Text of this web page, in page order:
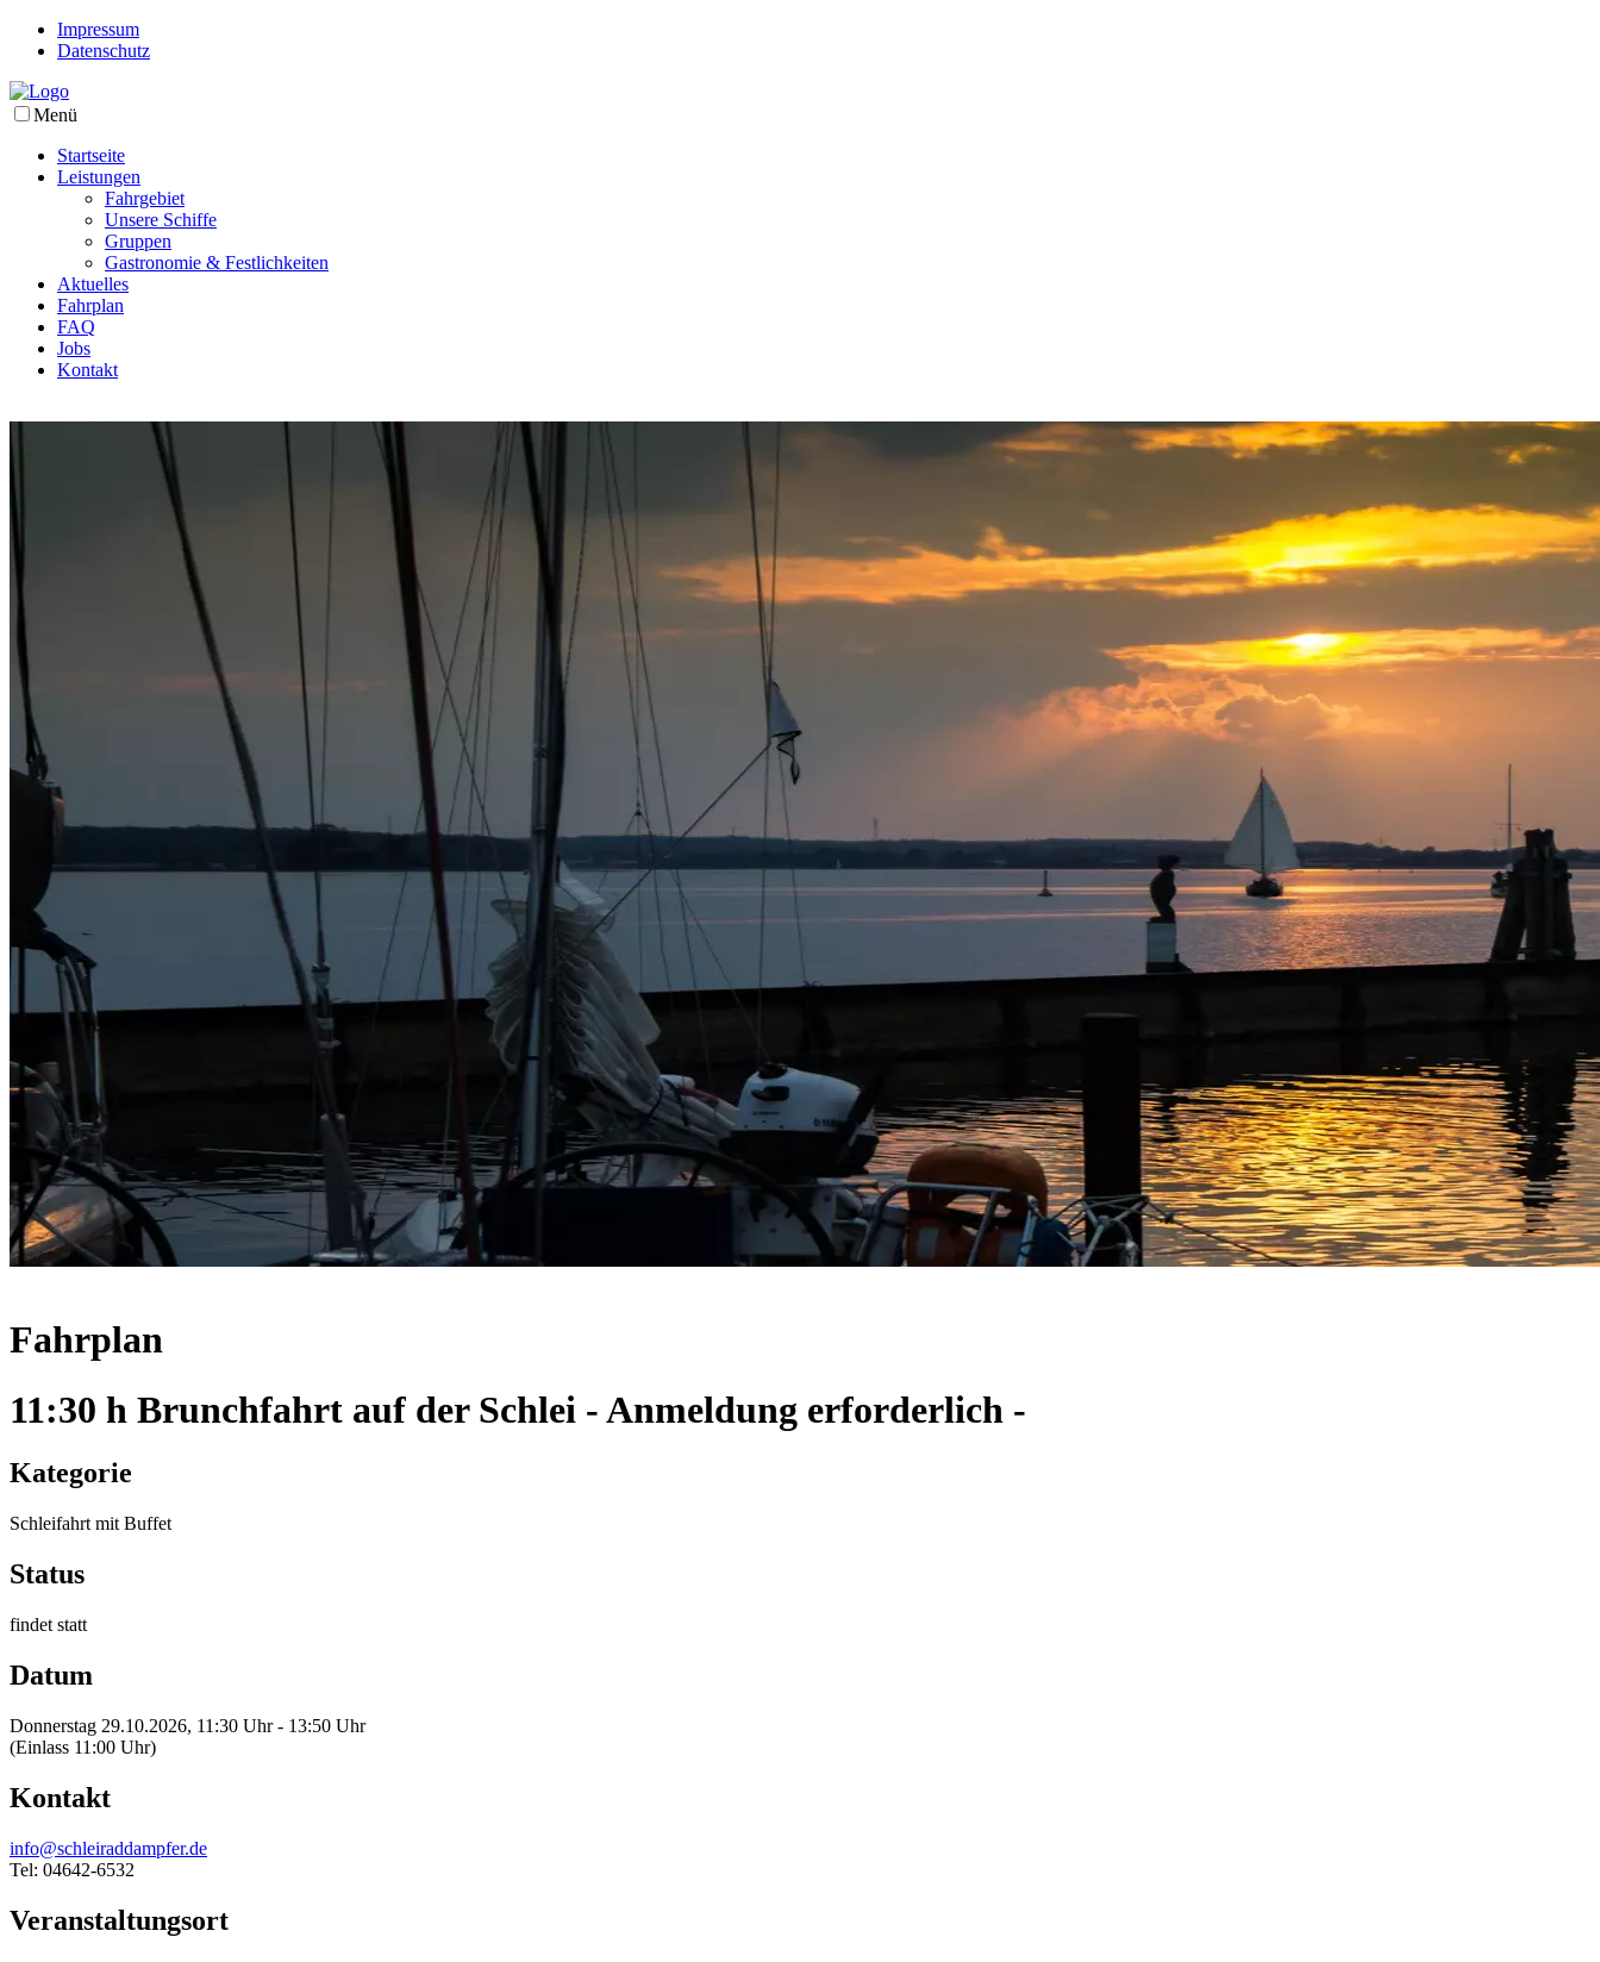
Impressum
Datenschutz
Menü
Startseite
Leistungen
Fahrgebiet
Unsere Schiffe
Gruppen
Gastronomie & Festlichkeiten
Aktuelles
Fahrplan
FAQ
Jobs
Kontakt
Fahrplan
11:30 h Brunchfahrt auf der Schlei - Anmeldung erforderlich -
Kategorie
Schleifahrt mit Buffet
Status
findet statt
Datum
Donnerstag 29.10.2026, 11:30 Uhr - 13:50 Uhr
(Einlass 11:00 Uhr)
Kontakt
info@schleiraddampfer.de
Tel: 04642-6532
Veranstaltungsort